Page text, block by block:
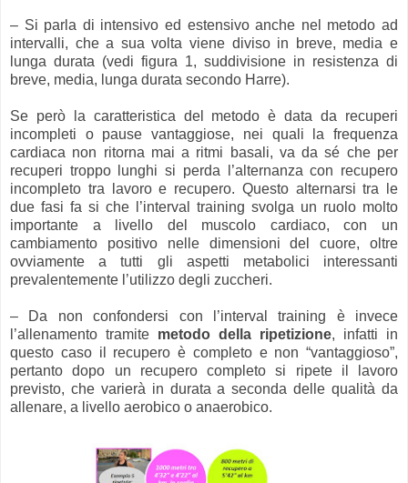
– Si parla di intensivo ed estensivo anche nel metodo ad
intervalli, che a sua volta viene diviso in breve, media e
lunga durata (vedi figura 1, suddivisione in resistenza di
breve, media, lunga durata secondo Harre).
Se però la caratteristica del metodo è data da recuperi
incompleti o pause vantaggiose, nei quali la frequenza
cardiaca non ritorna mai a ritmi basali, va da sé che per
recuperi troppo lunghi si perda l’alternanza con recupero
incompleto tra lavoro e recupero. Questo alternarsi tra le
due fasi fa si che l’interval training svolga un ruolo molto
importante a livello del muscolo cardiaco, con un
cambiamento positivo nelle dimensioni del cuore, oltre
ovviamente a tutti gli aspetti metabolici interessanti
prevalentemente l’utilizzo degli zuccheri.
– Da non confondersi con l’interval training è invece
l’allenamento tramite metodo della ripetizione, infatti in
questo caso il recupero è completo e non “vantaggioso”,
pertanto dopo un recupero completo si ripete il lavoro
previsto, che varierà in durata a seconda delle qualità da
allenare, a livello aerobico o anaerobico.